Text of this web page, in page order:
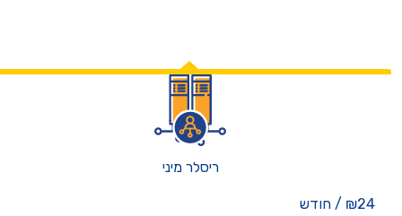
ריסלר מיני
₪24 / חודש